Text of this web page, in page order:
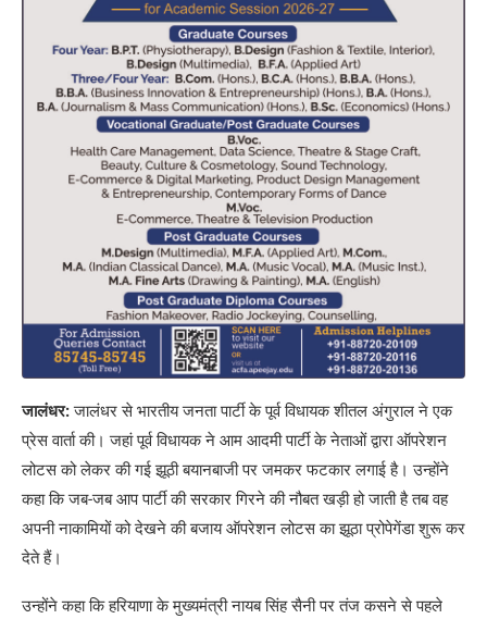
जालंधर:जालंधर से भारतीय जनता पार्टी के पूर्व विधायक शीतल अंगुराल ने एक
प्रेस वार्ता की। जहां पूर्व विधायक ने आम आदमी पार्टी के नेताओं द्वारा ऑपरेशन
लोटस को लेकर की गई झूठी बयानबाजी पर जमकर फटकार लगाई है। उन्होंने
कहा कि जब-जब आप पार्टी की सरकार गिरने की नौबत खड़ी हो जाती है तब वह
अपनी नाकामियों को देखने की बजाय ऑपरेशन लोटस का झूठा प्रोपेगेंडा शुरू कर
देते हैं।
उन्होंने कहा कि हरियाणा के मुख्यमंत्री नायब सिंह सैनी पर तंज कसने से पहले